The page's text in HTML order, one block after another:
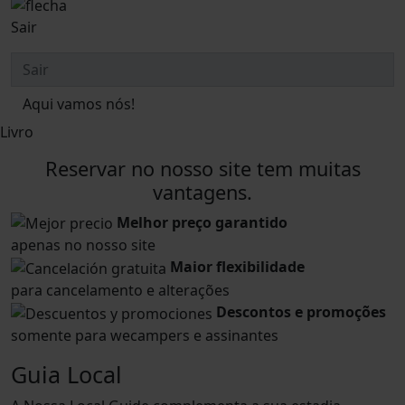
Sair
Aqui vamos nós!
Livro
Reservar no nosso site tem muitas
vantagens.
Melhor preço garantido
apenas no nosso site
Maior flexibilidade
para cancelamento e alterações
Descontos e promoções
somente para wecampers e assinantes
Guia Local